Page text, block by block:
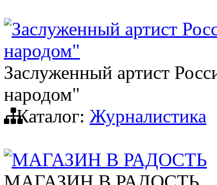
Заслуженный артист
народом"
Заслуженный артист
народом"
Каталог: Журналистика
МАГАЗИН В РАДОСТЬ